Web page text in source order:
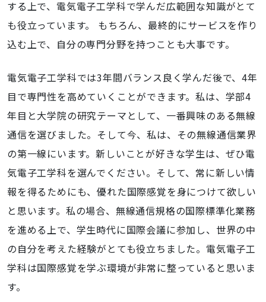
する上で、電気電子工学科で学んだ広範囲な知識がとて
も役立っています。 もちろん、最終的にサービスを作り
込む上で、自分の専門分野を持つことも大事です。
電気電子工学科では3年間バランス良く学んだ後で、4年
目で専門性を高めていくことができます。私は、学部4
年目と大学院の研究テーマとして、一番興味のある無線
通信を選びました。そして今、私は、その無線通信業界
の第一線にいます。新しいことが好きな学生は、ぜひ電
気電子工学科を選んでください。そして、常に新しい情
報を得るためにも、優れた国際感覚を身につけて欲しい
と思います。私の場合、無線通信規格の国際標準化業務
を進める上で、学生時代に国際会議に参加し、世界の中
の自分を考えた経験がとても役立ちました。電気電子工
学科は国際感覚を学ぶ環境が非常に整っていると思いま
す。